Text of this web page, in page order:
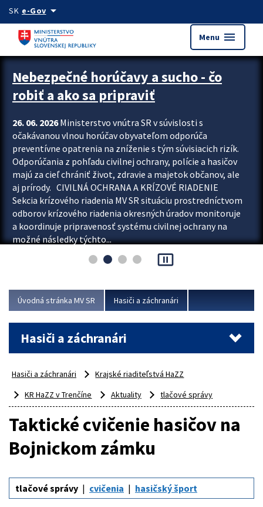
Preskocit na hlavný obsah
SK e-Govarrow_drop_down
Menu menu
Zastavit automatický posun upútavok
Nebezpečné horúčavy a sucho - čo
robiť a ako sa pripraviť
26. 06. 2026Ministerstvo vnútra SR v súvislosti s
očakávanou vlnou horúčav obyvateľom odporúča
preventívne opatrenia na zníženie s tým súvisiacich rizík.
Odporúčania z pohľadu civilnej ochrany, polície a hasičov
majú za cieľ chrániť život, zdravie a majetok občanov, ale
aj prírody. CIVILNÁ OCHRANA A KRÍZOVÉ RIADENIE
Sekcia krízového riadenia MV SR situáciu prostredníctvom
odborov krízového riadenia okresných úradov monitoruje
a koordinuje pripravenosť systému civilnej ochrany na
možné následky týchto...
pause_presentation
Úvodná stránka MV SR Hasiči a záchranári
Hasiči a záchranári
Hasiči a záchranári
Krajské riaditeľstvá HaZZ
KR HaZZ v Trenčíne
Aktuality tlačové správy
Taktické cvičenie hasičov na
Bojnickom zámku
tlačové správy cvičenia hasičský šport